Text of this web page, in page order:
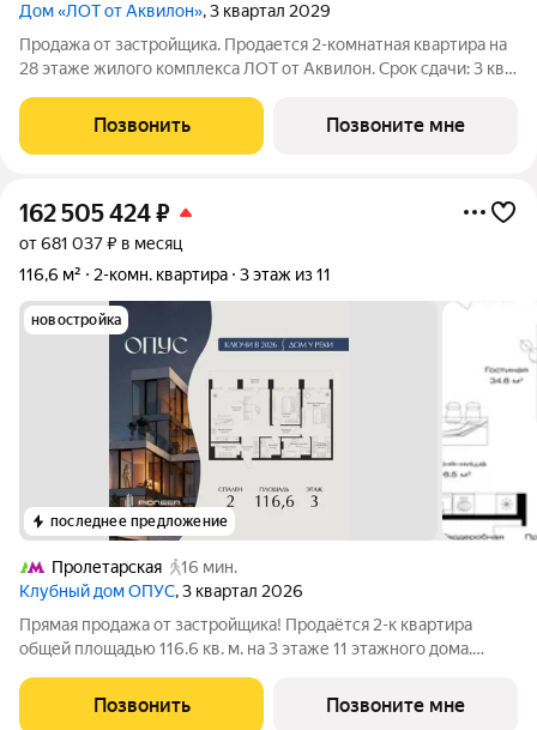
Дом «ЛОТ от Аквилон», 3 квартал 2029
Продажа от застройщика. Продается 2-комнатная квартира на
28 этаже жилого комплекса ЛОТ от Аквилон. Срок сдачи: 3 кв.
концепции Responsive Environment. Его пространство не
статично, оно
Позвонить Позвоните мне
162 505 424₽
от 681 037 ₽ в месяц
116,6 м²
2-комн. квартира 3 этаж из 11
новостройка
последнее предложение
Пролетарская
16 мин.
Клубный дом ОПУС, 3 квартал 2026
Прямая продажа от застройщика! Продаётся 2-к квартира
общей площадью 116.6 кв. м. на 3 этаже 11 этажного дома.
Кремля, проект премиум-класса от девелопера PIONEER с
архитектурной концепцией от
Позвонить Позвоните мне